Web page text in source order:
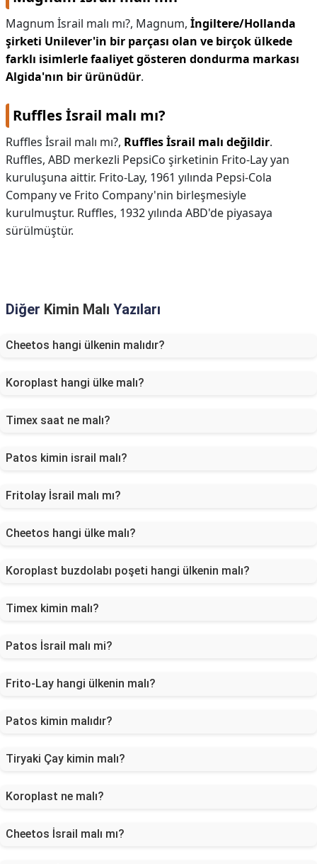
Magnum İsrail malı mı?, Magnum, İngiltere/Hollanda
şirketi Unilever'in bir parçası olan ve birçok ülkede
farklı isimlerle faaliyet gösteren dondurma markası
Algida'nın bir ürünüdür.
Ruffles İsrail malı mı?
Ruffles İsrail malı mı?, Ruffles İsrail malı değildir.
Ruffles, ABD merkezli PepsiCo şirketinin Frito-Lay yan
kuruluşuna aittir. Frito-Lay, 1961 yılında Pepsi-Cola
Company ve Frito Company'nin birleşmesiyle
kurulmuştur. Ruffles, 1932 yılında ABD'de piyasaya
sürülmüştür.
Diğer Kimin Malı Yazıları
Cheetos hangi ülkenin malıdır?
Koroplast hangi ülke malı?
Timex saat ne malı?
Patos kimin israil malı?
Fritolay İsrail malı mı?
Cheetos hangi ülke malı?
Koroplast buzdolabı poşeti hangi ülkenin malı?
Timex kimin malı?
Patos İsrail malı mi?
Frito-Lay hangi ülkenin malı?
Patos kimin malıdır?
Tiryaki Çay kimin malı?
Koroplast ne malı?
Cheetos İsrail malı mı?